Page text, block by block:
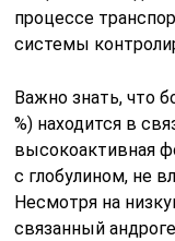
процессе
системы
Важно знать, что
%) находится в
высокоактивная
с глобулином, не
Несмотря на
связанный